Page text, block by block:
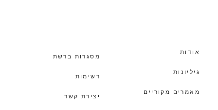
אודות
גיליונות
מאמרים מקוריים
מסגרות ברשת
רשימות
יצירת קשר